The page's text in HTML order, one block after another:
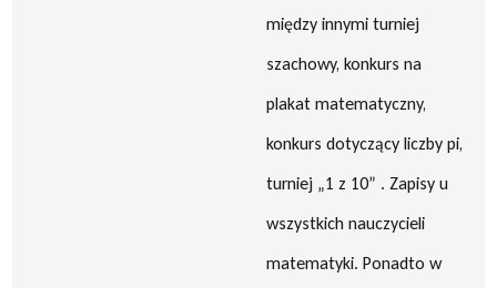
między innymi turniej
szachowy, konkurs na
plakat matematyczny,
konkurs dotyczący liczby pi,
turniej „1 z 10” . Zapisy u
wszystkich nauczycieli
matematyki. Ponadto w